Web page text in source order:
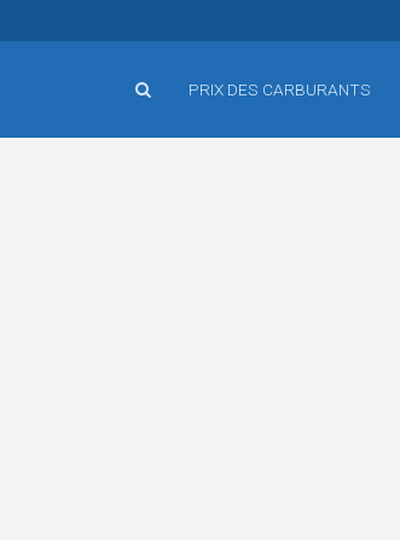
PRIX DES CARBURANTS